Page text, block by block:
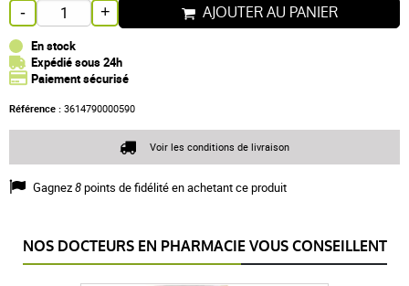
- + AJOUTER AU PANIER
En stock
Expédié sous 24h
Paiement sécurisé
Référence : 3614790000590
Gagnez8points de fidélité en achetant ce produit
Voir les conditions de livraison
NOS DOCTEURS EN PHARMACIE VOUS CONSEILLENT